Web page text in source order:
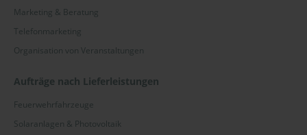
Marketing & Beratung
Telefonmarketing
Organisation von Veranstaltungen
Aufträge nach Lieferleistungen
Feuerwehrfahrzeuge
Solaranlagen & Photovoltaik